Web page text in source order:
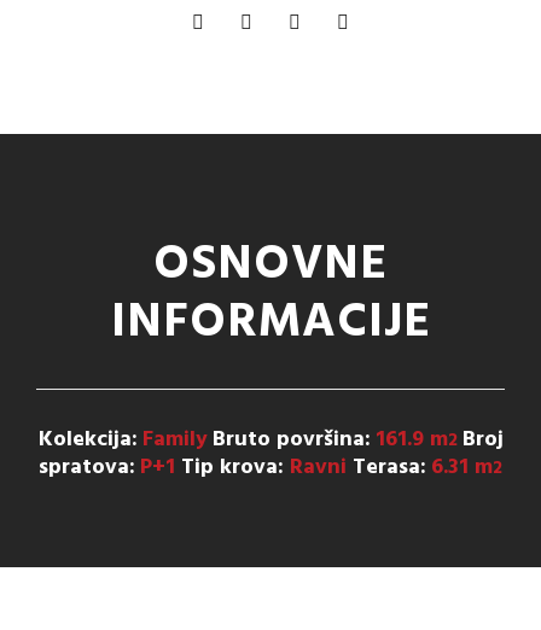
OSNOVNE
INFORMACIJE
Kolekcija: FamilyBruto površina: 161.9 m2 Broj
spratova: P+1 Tip krova: Ravni Terasa: 6.31 m2